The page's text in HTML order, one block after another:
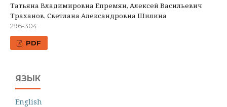
Татьяна Владимировна Епремян, Алексей Васильевич
Траханов, Светлана Александровна Шилина
296-304
PDF
ЯЗЫК
English